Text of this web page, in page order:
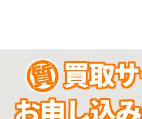
買取
お申し込